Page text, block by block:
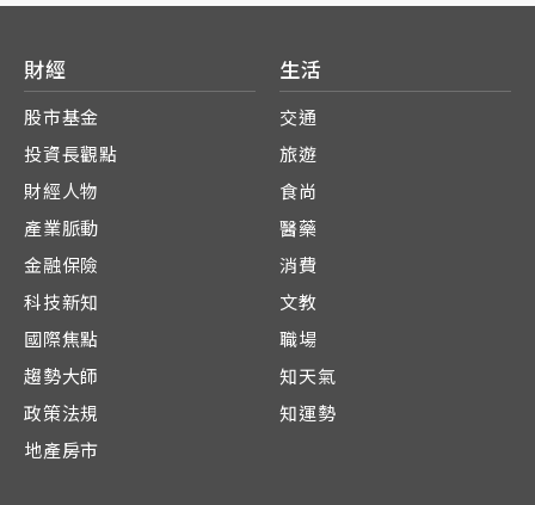
財經
股市基金
投資長觀點
財經人物
產業脈動
金融保險
科技新知
國際焦點
趨勢大師
政策法規
地產房市
生活
交通
旅遊
食尚
醫藥
消費
文教
職場
知天氣
知運勢